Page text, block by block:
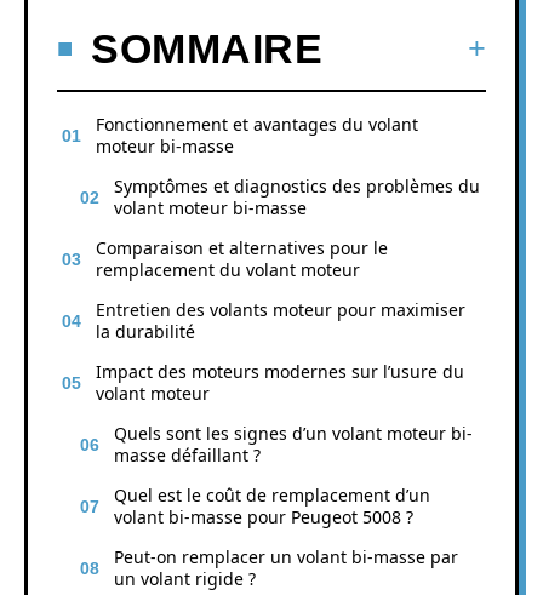
SOMMAIRE
Fonctionnement et avantages du volant
moteur bi-masse
Symptômes et diagnostics des problèmes du
volant moteur bi-masse
Comparaison et alternatives pour le
remplacement du volant moteur
Entretien des volants moteur pour maximiser
la durabilité
Impact des moteurs modernes sur l’usure du
volant moteur
Quels sont les signes d’un volant moteur bi-
masse défaillant ?
Quel est le coût de remplacement d’un
volant bi-masse pour Peugeot 5008 ?
Peut-on remplacer un volant bi-masse par
un volant rigide ?